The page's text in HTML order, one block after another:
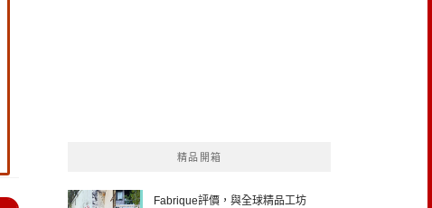
精品開箱
Fabrique評價，與全球精品工坊